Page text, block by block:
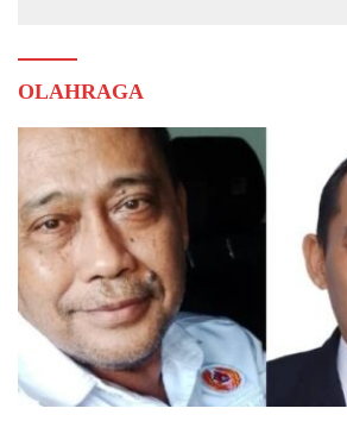
OLAHRAGA